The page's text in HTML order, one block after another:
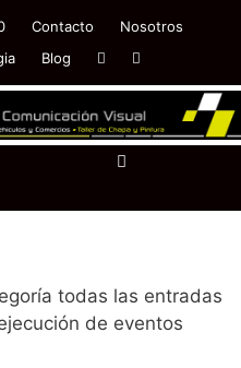
Contacto
Nosotros
Blog
todas las entradas
de eventos